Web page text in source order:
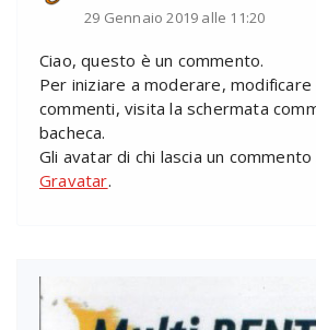
29 Gennaio 2019 alle 11:20
Ciao, questo è un commento.
Per iniziare a moderare, modificare
commenti, visita la schermata
bacheca.
Gli avatar di chi lascia un
Gravatar.